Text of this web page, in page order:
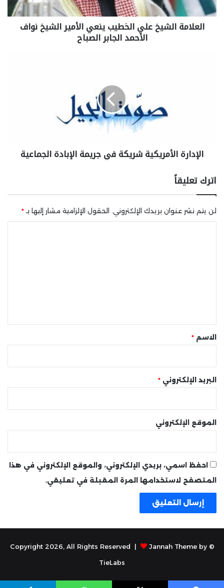
العلامة الشيخ علي الخطيب ينعي الأمير الشيخ نواف
الأحمد الجابر الصباح
الإدارة الأمريكية شريكة في جريمة الإبادة الجماعية
اترك تعليقاً
لن يتم نشر عنوان بريدك الإلكتروني. الحقول الإلزامية مشار إليها بـ*
* الاسم *
البريد الإلكتروني *
الموقع الإلكتروني
احفظ اسمي، بريدي الإلكتروني، والموقع الإلكتروني في هذا
المتصفح لاستخدامها المرة المقبلة في تعليقي.
© Copyright 2026, All Rights Reserved |
Jannah Theme by
TieLabs